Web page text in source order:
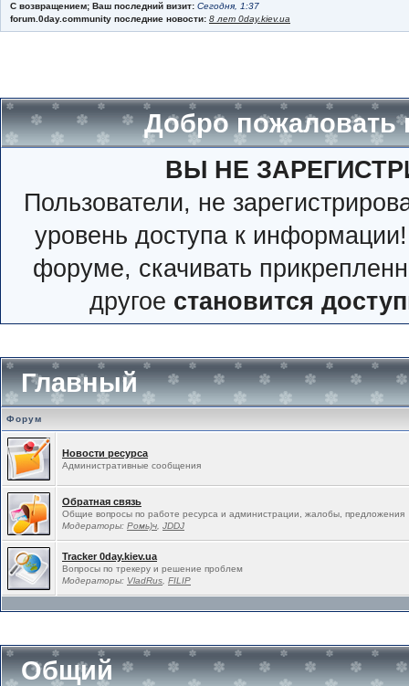
С возвращением; Ваш последний визит: Сегодня, 1:37
forum.0day.community последние новости: 8 лет 0day.kiev.ua
Добро пожаловать
ВЫ НЕ
Пользователи, не
уровень доступа к
форуме, скачивать
другое становится
Главный
Форум
Новости ресурса
Административные сообщения
Обратная связь
Общие вопросы по работе ресурса и администрации, жалобы, предложения
Модераторы: Ромь)ч JDDJ
Tracker 0day.kiev.ua
Вопросы по трекеру и решение проблем
Модераторы: VladRus FILIP
Общий